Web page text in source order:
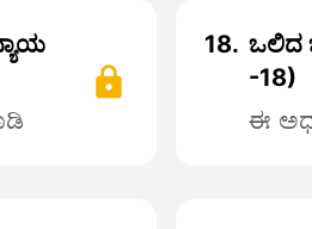
18. ಒಲಿದ
-18)
ಈ